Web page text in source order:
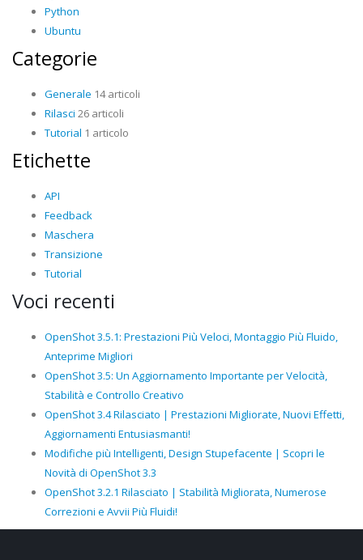
Python
Ubuntu
Categorie
Generale 14 articoli
Rilasci 26 articoli
Tutorial 1 articolo
Etichette
API
Feedback
Maschera
Transizione
Tutorial
Voci recenti
OpenShot 3.5.1: Prestazioni Più Veloci, Montaggio Più Fluido,
Anteprime Migliori
OpenShot 3.5: Un Aggiornamento Importante per Velocità,
Stabilità e Controllo Creativo
OpenShot 3.4 Rilasciato | Prestazioni Migliorate, Nuovi Effetti,
Aggiornamenti Entusiasmanti!
Modifiche più Intelligenti, Design Stupefacente | Scopri le
Novità di OpenShot 3.3
OpenShot 3.2.1 Rilasciato | Stabilità Migliorata, Numerose
Correzioni e Avvii Più Fluidi!